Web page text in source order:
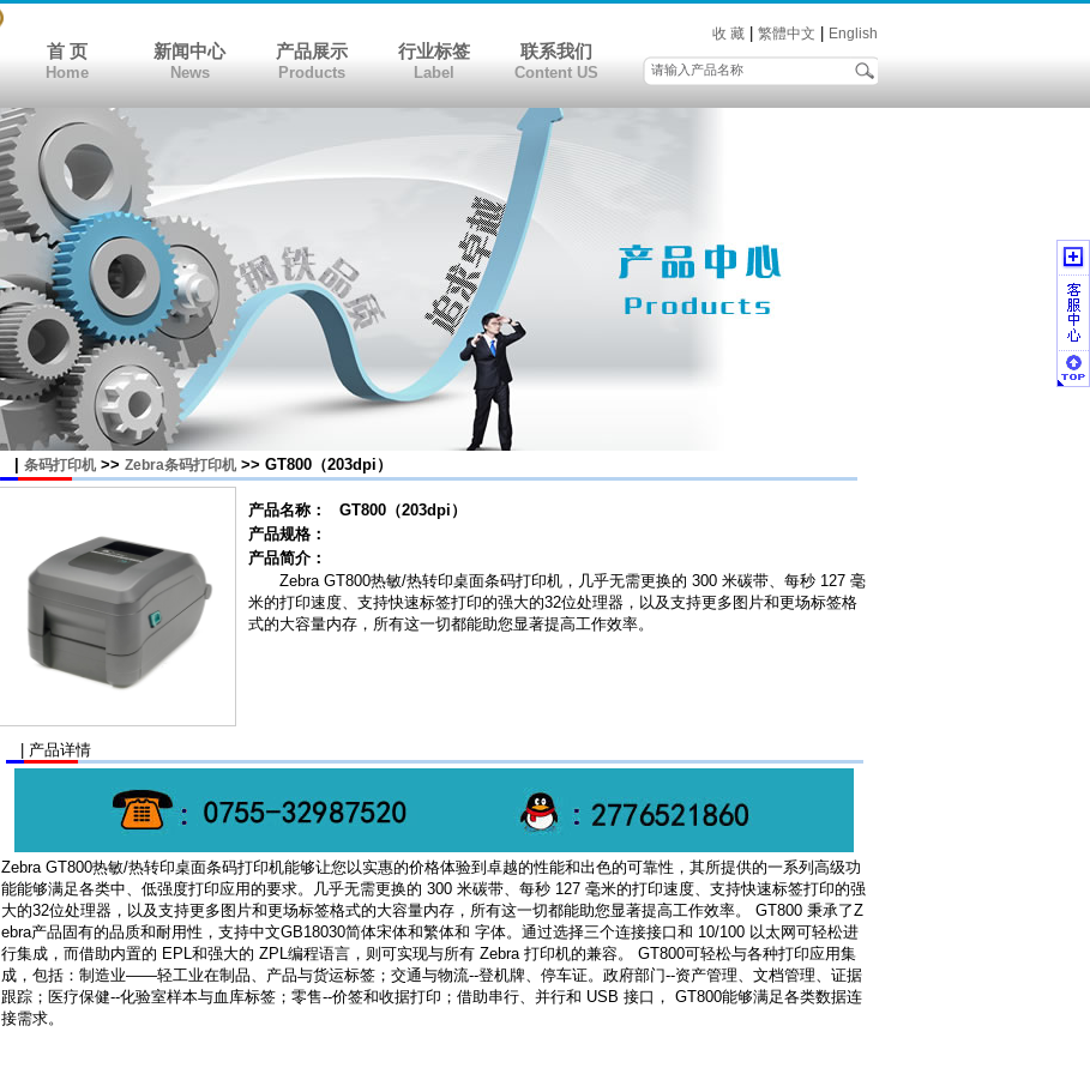
首 页
Home
新闻中心
News
产品展示
Products
行业标签
Label
联系我们
Content US
收 藏 繁體中文 English
条码打印机 >> Zebra条码打印机 >> GT800（203dpi）
产品名称：
GT800（203dpi）
产品规格：
产品简介：
Zebra GT800热敏/热转印桌面条码打印机，几乎无需更换的 300 米碳带、每秒 127 毫
米的打印速度、支持快速标签打印的强大的32位处理器，以及支持更多图片和更场标签格
式的大容量内存，所有这一切都能助您显著提高工作效率。
| 产品详情
Zebra GT800热敏/热转印桌面条码打印机能够让您以实惠的价格体验到卓越的性能和出色的可靠性，其所提供的一系列高级功
能能够满足各类中、低强度打印应用的要求。几乎无需更换的 300 米碳带、每秒 127 毫米的打印速度、支持快速标签打印的强
大的32位处理器，以及支持更多图片和更场标签格式的大容量内存，所有这一切都能助您显著提高工作效率。 GT800 秉承了Z
ebra产品固有的品质和耐用性，支持中文GB18030简体宋体和繁体和 字体。通过选择三个连接接口和 10/100 以太网可轻松进
行集成，而借助内置的 EPL和强大的 ZPL编程语言，则可实现与所有 Zebra 打印机的兼容。 GT800可轻松与各种打印应用集
成，包括：制造业——轻工业在制品、产品与货运标签；交通与物流--登机牌、停车证。政府部门--资产管理、文档管理、证据
跟踪；医疗保健--化验室样本与血库标签；零售--价签和收据打印；借助串行、并行和 USB 接口， GT800能够满足各类数据连
接需求。